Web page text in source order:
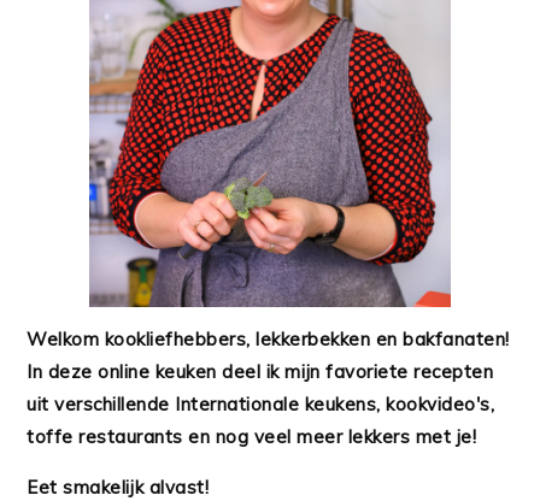
Welkom kookliefhebbers, lekkerbekken en bakfanaten!
In deze online keuken deel ik mijn favoriete recepten
uit verschillende Internationale keukens, kookvideo's,
toffe restaurants en nog veel meer lekkers met je!
Eet smakelijk alvast!